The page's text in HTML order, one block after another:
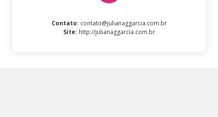
Contato: contato@julianaggarcia.com.br
Site: http://julianaggarcia.com.br